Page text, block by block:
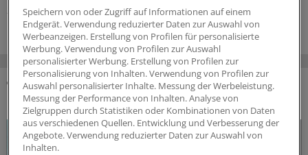
28.07.2026
DAS KÖNNTE SIE AUCH INTERESSIEREN
Speichern von oder Zugriff auf Informationen auf einem
Endgerät. Verwendung reduzierter Daten zur Auswahl von
Werbeanzeigen. Erstellung von Profilen für personalisierte
Werbung. Verwendung von Profilen zur Auswahl
personalisierter Werbung. Erstellung von Profilen zur
Personalisierung von Inhalten. Verwendung von Profilen zur
Auswahl personalisierter Inhalte. Messung der Werbeleistung.
Messung der Performance von Inhalten. Analyse von
Zielgruppen durch Statistiken oder Kombinationen von Daten
aus verschiedenen Quellen. Entwicklung und Verbesserung der
Angebote. Verwendung reduzierter Daten zur Auswahl von
Inhalten.